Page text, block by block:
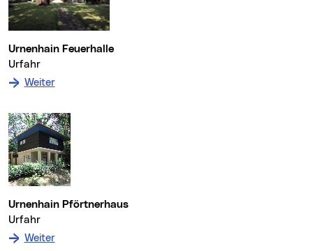
Urnenhain Feuerhalle
Urfahr
Weiter: zum Denkmal Urnenhain Feuerhalle
Urnenhain Pförtnerhaus
Urfahr
Weiter: zum Denkmal Urnenhain Pförtnerhaus